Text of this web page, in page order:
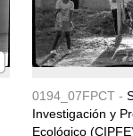
0194_07FPCT -
Investigación y
Ecológico